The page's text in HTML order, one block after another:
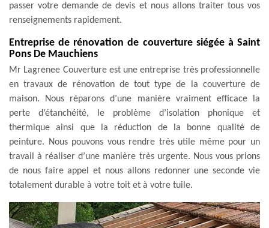
passer votre demande de devis et nous allons traiter tous vos
renseignements rapidement.
Entreprise de rénovation de couverture siégée à Saint
Pons De Mauchiens
Mr Lagrenee Couverture est une entreprise très professionnelle
en travaux de rénovation de tout type de la couverture de
maison. Nous réparons d’une manière vraiment efficace la
perte d’étanchéité, le problème d’isolation phonique et
thermique ainsi que la réduction de la bonne qualité de
peinture. Nous pouvons vous rendre très utile même pour un
travail à réaliser d’une manière très urgente. Nous vous prions
de nous faire appel et nous allons redonner une seconde vie
totalement durable à votre toit et à votre tuile.